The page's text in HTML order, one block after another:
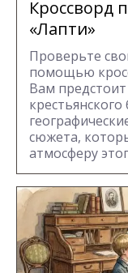
Кроссворд
«Лапти»
Проверьте
помощью
Вам
сюжета,
атмосферу